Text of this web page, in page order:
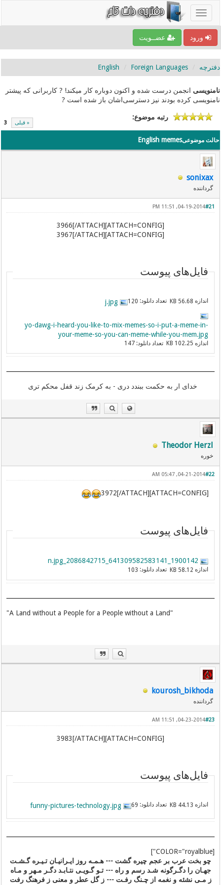
ورود عضــویت
دفترچه Foreign Languages
English
نامنویسی انجمن درست شده و اکنون دوباره کار میکند! ? کاربرانی که پیشتر
نامنویسی کرده بودند نیز دسترسی‌اشان باز شده است ?
« قبلی 3
رتبه موضوع:
حالت موضوعیEnglish memes
sonixax
گرداننده
#21
04-19-2014, 11:51 PM
[ATTACH=CONFIG]3966[/ATTACH]
[ATTACH=CONFIG]3967[/ATTACH]
فایل‌های پیوست
j.jpg اندازه 56.68 KB تعداد دانلود: 120
yo-dawg-i-heard-you-like-to-mix-memes-so-i-put-a-meme-in-
your-meme-so-you-can-meme-while-you-mem.jpg
اندازه 102.25 KB تعداد دانلود:147
خدای ار به حکمت ببندد دری - به کرمک زند قفل محکم تری
Theodor Herzl
خوره
#22
04-21-2014, 05:47 AM
[ATTACH=CONFIG]3972[/ATTACH]
فایل‌های پیوست
1900142_641309582583141_2086842715_n.jpg
اندازه 58.12 KB تعداد دانلود: 103
"A Land without a People for a People without a Land"
kourosh_bikhoda
گرداننده
#23
04-23-2014, 11:51 AM
[ATTACH=CONFIG]3983[/ATTACH]
فایل‌های پیوست
funny-pictures-technology.jpg اندازه 44.13 KB تعداد دانلود: 69
[COLOR="royalblue"]
چو بخت عرب بر عجم چیره گشت --- هـمـه روز ایـرانیـان تـیـره گـشـت
جهـان را دگـرگونه شـد رسم و راه --- تـو گـویـی نتـابـد دگـر مـهر و مـاه
ز مـی نشئه و نغمه از چـنگ رفـت --- ز گل عطر و معنی ز فرهنگ رفت